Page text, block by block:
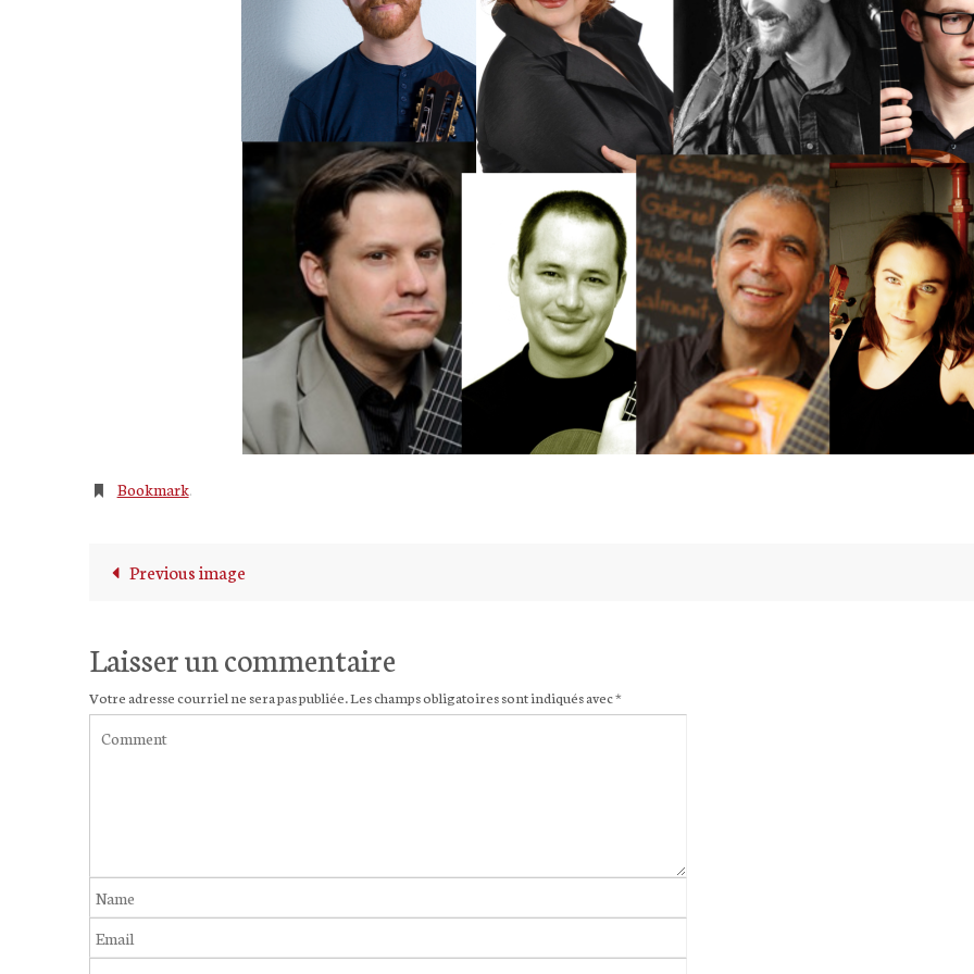
Bookmark.
Previous image
Laisser un commentaire
Votre adresse courriel ne sera pas publiée.Les champs obligatoires sont indiqués avec*